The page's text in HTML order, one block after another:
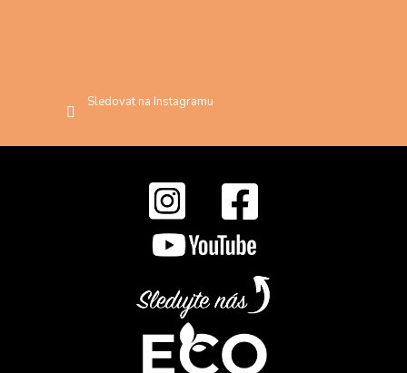
Sledovat na Instagramu